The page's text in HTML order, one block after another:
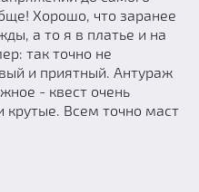
Хорошо, что заранее
а то я в платье и на
так точно не
и приятный. Антураж
- квест очень
крутые. Всем точно маст